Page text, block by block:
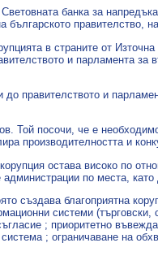
банка за
правителство,
в страните от
и парламента за
правителството и
Той посочи, че е
производителността и
остава високо по
по места,
създава благоприятна
системи
; приоритетно
; ограничаване на